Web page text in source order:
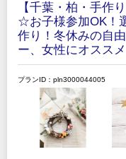
【千葉・柏・手作
☆お子様参加OK！
作り！冬休みの自
ー、女性にオススメ
プランID：pln3000044005